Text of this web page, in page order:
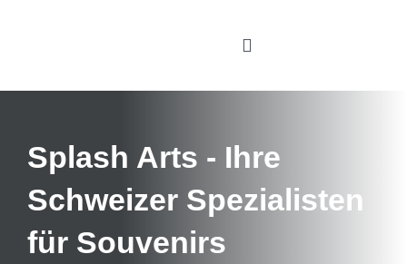
Toggle
Leistungen
Über uns
Splash Arts - Ihre
Schweizer Spezialisten
für Souvenirs